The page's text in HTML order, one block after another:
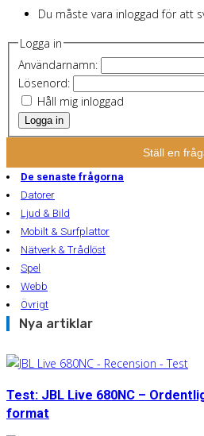
Du måste vara inloggad för att
Logga in
Användarnamn:
Lösenord:
Håll mig inloggad
Logga in
Ställ en
De senaste frågorna
Datorer
Ljud & Bild
Mobilt & Surfplattor
Nätverk & Trådlöst
Spel
Webb
Övrigt
Nya artiklar
Test: JBL Live 680NC –
format